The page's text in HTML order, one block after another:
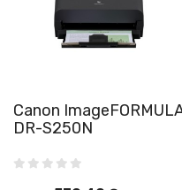
Canon
DR-S250N